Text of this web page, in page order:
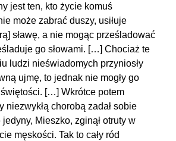
jest ten, kto życie komuś
może zabrać duszy, usiłuje
sławę, a nie mogąc prześladować
go słowami. […] Chociaż te
ludzi nieświadomych przyniosły
ujmę, to jednak nie mogły go
[…] Wkrótce potem
niezwykłą chorobą zadał sobie
Mieszko, zginął otruty w
męskości. Tak to cały ród